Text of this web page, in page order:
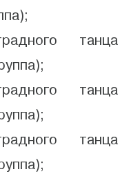
танца
танца
танца